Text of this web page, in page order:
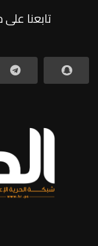
تابعنا